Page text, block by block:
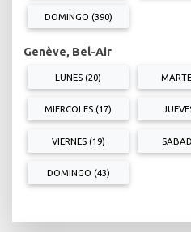
DOMINGO (390)
Genève, Bel-Air
LUNES (20)
MIERCOLES (17)
VIERNES (19)
DOMINGO (43)